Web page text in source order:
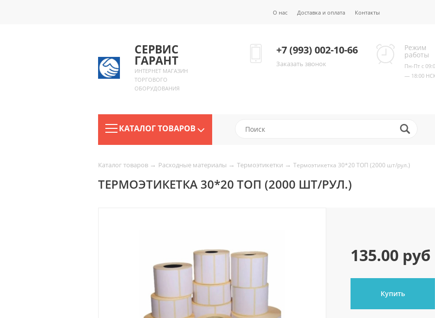
О нас Доставка и оплата Контакты
СЕРВИС
ГАРАНТ
ИНТЕРНЕТ МАГАЗИН
ТОРГОВОГО
ОБОРУДОВАНИЯ
+7 (993) 002-10-66
Заказать звонок
Режим
работы
Пн-Пт с
— 18:00
КАТАЛОГ ТОВАРОВ
Каталог товаров → Расходные материалы → Термоэтикетки → Термоэтикетка 30*20 ТОП (2000 шт/рул.)
ТЕРМОЭТИКЕТКА 30*20 ТОП (2000 ШТ/РУЛ.)
135.00 руб
Купить